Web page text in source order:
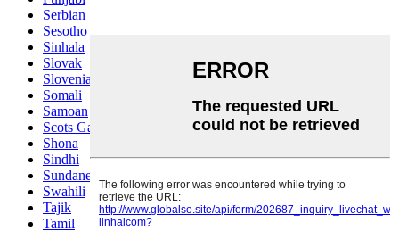
Serbian
Sesotho
Sinhala
Slovak
Slovenian
Somali
Samoan
Scots Gaelic
Shona
Sindhi
Sundanese
Swahili
Tajik
Tamil